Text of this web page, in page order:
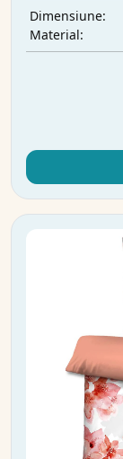
Dimensiune:
Material: